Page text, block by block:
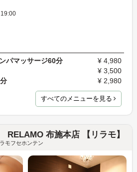
パマッサージ60分
¥ 4,980
¥ 3,500
¥ 2,980
すべてのメニューを見る
布施本店 【リラモ】
モフセホンテン